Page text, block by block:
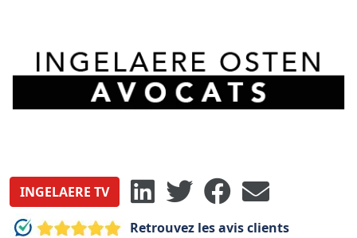
INGELAERE TV
Retrouvez les avis clients